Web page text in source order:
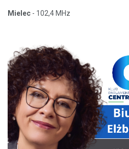
Mielec - 102,4 MHz